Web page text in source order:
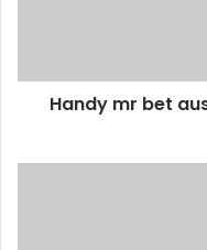
Handy mr bet